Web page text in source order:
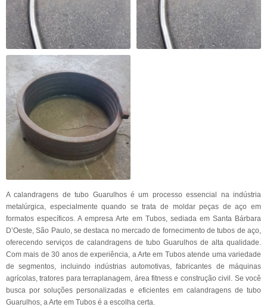
A calandragens de tubo Guarulhos é um processo essencial na indústria
metalúrgica, especialmente quando se trata de moldar peças de aço em
formatos específicos. A empresa Arte em Tubos, sediada em Santa Bárbara
D’Oeste, São Paulo, se destaca no mercado de fornecimento de tubos de aço,
oferecendo serviços de calandragens de tubo Guarulhos de alta qualidade.
Com mais de 30 anos de experiência, a Arte em Tubos atende uma variedade
de segmentos, incluindo indústrias automotivas, fabricantes de máquinas
agrícolas, tratores para terraplanagem, área fitness e construção civil. Se você
busca por soluções personalizadas e eficientes em calandragens de tubo
Guarulhos, a Arte em Tubos é a escolha certa.